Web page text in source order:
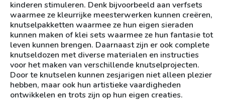
kinderen stimuleren. Denk bijvoorbeeld aan verfsets
waarmee ze kleurrijke meesterwerken kunnen creëren,
knutselpakketten waarmee ze hun eigen sieraden
kunnen maken of klei sets waarmee ze hun fantasie tot
leven kunnen brengen. Daarnaast zijn er ook complete
knutseldozen met diverse materialen en instructies
voor het maken van verschillende knutselprojecten.
Door te knutselen kunnen zesjarigen niet alleen plezier
hebben, maar ook hun artistieke vaardigheden
ontwikkelen en trots zijn op hun eigen creaties.